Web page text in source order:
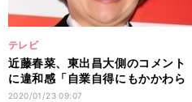
テレビ
近藤春菜、東出昌大側のコメント
に違和感「自業自得にもかかわら
ず…」
2020/01/23 09:07